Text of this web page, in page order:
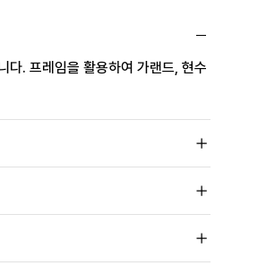
다. 프레임을 활용하여 가랜드, 현수